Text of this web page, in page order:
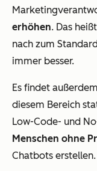
erhöhen. Das
nach zum
immer besser.
Es findet
diesem Bereich
Low-Code- und
Menschen ohne
Chatbots erstellen.